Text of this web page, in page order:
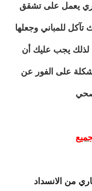
يعمل على تشقق
تآكل للمباني وجعلها
يجب عليك أن
على الفور عن
من الانسداد